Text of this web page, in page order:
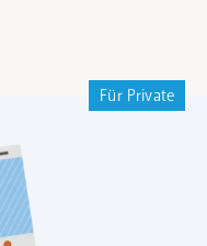
Für Private